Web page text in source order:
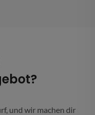
und wir machen dir